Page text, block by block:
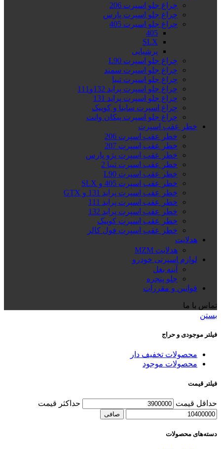
چراغ جلو اسپرت 206
چراغ جلو اسپرت پارس
چراغ جلو اسپرت 405
405
SLX
پرشیایی
چراغ جلو اسپرت L90
چراغ جلو اسپرت سمند
چراغ جلو اسپرت تیبا
چراغ جلو اسپرت پراید 132و111
چراغ جلو اسپرت پراید 131
چراغ اسپرت ساینا و کوییک
چراغ جلو اسپرت پیکان وانت
خطر عقب اسپرت
خطر عقب اسپرت 206
خطر عقب اسپرت 207
خطر عقب اسپرت پژو پارس
خطر عقب اسپرت تیبا 2
خطر عقب اسپرت L90
خطر عقب اسپرت 405 و SLX
خطر عقب اسپرت پراید 131 و GTX
خطر عقب اسپرت پراید 111
خطر عقب اسپرت پراید 132
خطر عقب اسپرت کوییک
خطر عقب اسپرت فول کالر
هدلایت
هدلایت MZM
لوازم اسپرتی خودرو
آینه بغل
جلو پنجره
قوانین و مقررات
تماس با ما
بستن
فیلتر موجودی و حراج
محصولات تخفیف دار
محصولات موجود
فیلتر قیمت
حداقل قیمت حداكثر قيمت
صافی
دسته‌های محصولات